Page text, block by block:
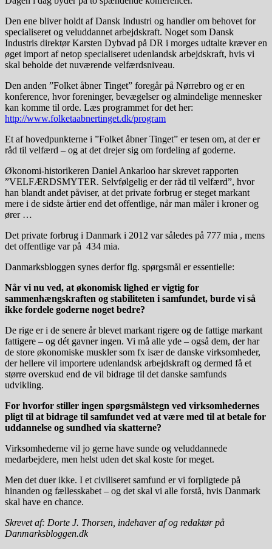
Den ene bliver holdt af Dansk Industri og handler om behovet for
specialiseret og veluddannet arbejdskraft. Noget som Dansk
Industris direktør Karsten Dybvad på DR i morges udtalte kræver en
øget import af netop specialiseret udenlandsk arbejdskraft, hvis vi
skal beholde det nuværende velfærdsniveau.
Den anden ”Folket åbner Tinget” foregår på Nørrebro og er en
konference, hvor foreninger, bevægelser og almindelige mennesker
kan komme til orde. Læs programmet for det her:
http://www.folketaabnertinget.dk/program
Et af hovedpunkterne i ”Folket åbner Tinget” er tesen om, at der er
råd til velfærd – og at det drejer sig om fordeling af goderne.
Økonomi-historikeren Daniel Ankarloo har skrevet rapporten
”VELFÆRDSMYTER. Selvfølgelig er der råd til velfærd”, hvor
han blandt andet påviser, at det private forbrug er steget markant
mere i de sidste årtier end det offentlige, når man måler i kroner og
ører …
Det private forbrug i Danmark i 2012 var således på 777 mia , mens
det offentlige var på 434 mia.
Danmarksbloggen synes derfor flg. spørgsmål er essentielle:
Når vi nu ved, at økonomisk lighed er vigtig for
sammenhængskraften og stabiliteten i samfundet, burde vi så
ikke fordele goderne noget bedre?
De rige er i de senere år blevet markant rigere og de fattige markant
fattigere – og dét gavner ingen. Vi må alle yde – også dem, der har
de store økonomiske muskler som fx især de danske virksomheder,
der hellere vil importere udenlandsk arbejdskraft og dermed få et
større overskud end de vil bidrage til det danske samfunds
udvikling.
For hvorfor stiller ingen spørgsmålstegn ved virksomhedernes
pligt til at bidrage til samfundet ved at være med til at betale for
uddannelse og sundhed via skatterne?
Virksomhederne vil jo gerne have sunde og veluddannede
medarbejdere, men helst uden det skal koste for meget.
Men det duer ikke. I et civiliseret samfund er vi forpligtede på
hinanden og fællesskabet – og det skal vi alle forstå, hvis Danmark
skal have en chance.
Skrevet af: Dorte J. Thorsen, indehaver af og redaktør på
Danmarksbloggen.dk